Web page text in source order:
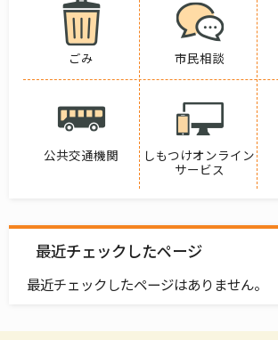
ごみ 市民相談
公共交通機関
しもつけオンライン
サービス
最近チェックしたページ
最近チェックしたページはありません。